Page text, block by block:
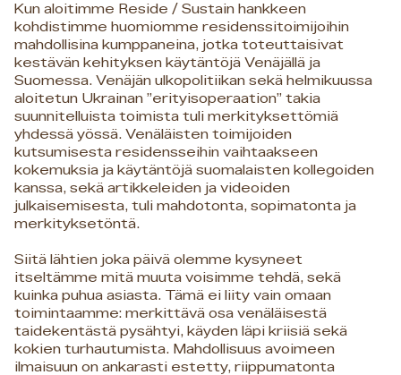
Kun aloitimme Reside / Sustain hankkeen
kohdistimme huomiomme residenssitoimijoihin
mahdollisina kumppaneina, jotka toteuttaisivat
kestävän kehityksen käytäntöjä Venäjällä ja
Suomessa. Venäjän ulkopolitiikan sekä helmikuussa
aloitetun Ukrainan ”erityisoperaation” takia
suunnitelluista toimista tuli merkityksettömiä
yhdessä yössä. Venäläisten toimijoiden
kutsumisesta residensseihin vaihtaakseen
kokemuksia ja käytäntöjä suomalaisten kollegoiden
kanssa, sekä artikkeleiden ja videoiden
julkaisemisesta, tuli mahdotonta, sopimatonta ja
merkityksetöntä.
Siitä lähtien joka päivä olemme kysyneet
itseltämme mitä muuta voisimme tehdä, sekä
kuinka puhua asiasta. Tämä ei liity vain omaan
toimintaamme: merkittävä osa venäläisestä
taidekentästä pysähtyi, käyden läpi kriisiä sekä
kokien turhautumista. Mahdollisuus avoimeen
ilmaisuun on ankarasti estetty, riippumatonta